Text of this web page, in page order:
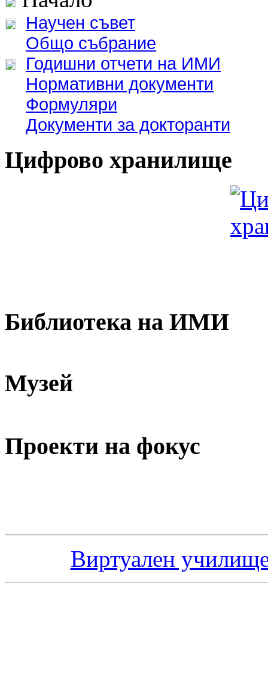
Научен съвет
Общо събрание
Годишни отчети на ИМИ
Нормативни документи
Формуляри
Документи за докторанти
Цифрово хранилище
Библиотека на ИМИ
Музей
Проекти на фокус
Виртуален